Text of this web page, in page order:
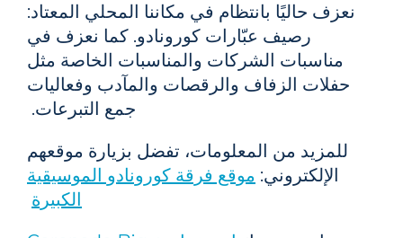
نعزف حاليًا بانتظام في مكاننا المحلي المعتاد:
رصيف عبّارات كورونادو. كما نعزف في
مناسبات الشركات والمناسبات الخاصة مثل
حفلات الزفاف والرقصات والمآدب وفعاليات
جمع التبرعات.
للمزيد من المعلومات، تفضل بزيارة موقعهم
الإلكتروني: موقع فرقة كورونادو الموسيقية
الكبيرة